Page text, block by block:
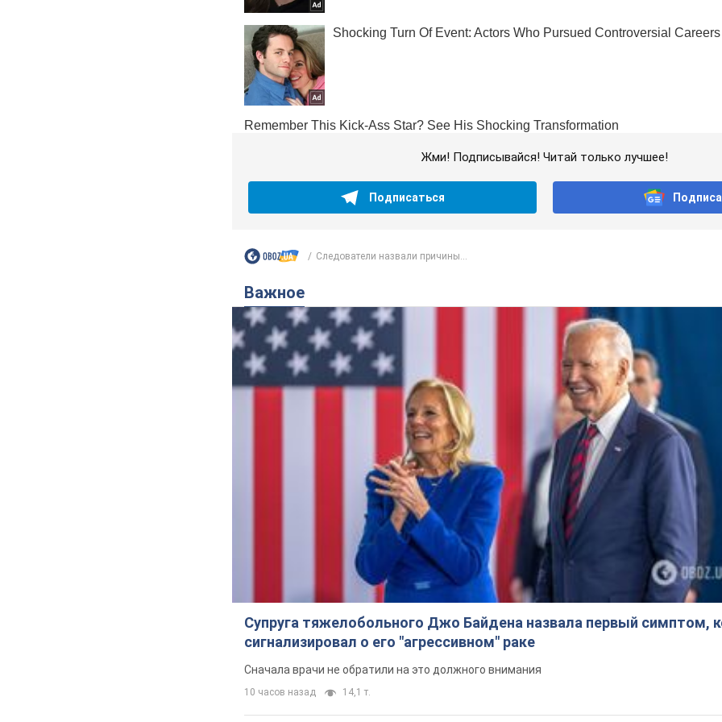
Жми! Подписывайся! Читай только лучшее!
Подписаться
Следователи назвали причины...
Важное
Супруга тяжелобольного Джо Байдена назвала первый симптом,
сигнализировал о его "агрессивном" раке
Сначала врачи не обратили на это должного внимания
10 часов назад 14,1 т.